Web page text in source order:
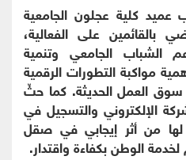
كلية عجلون الجامعية
بالقائمين على الفعالية،
الجامعي وتنمية
مواكبة التطورات الرقمية
العمل الحديثة. كما حثّ
الإلكتروني والتسجيل في
لها من أثر إيجابي في صقل
الوطن بكفاءة واقتدار.